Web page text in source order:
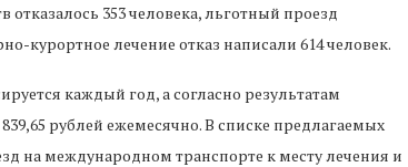
353 человека, льготный проезд
курортное лечение отказ написали 614 человек.
каждый год, а согласно результатам
рублей ежемесячно. В списке предлагаемых
на международном транспорте к месту лечения и